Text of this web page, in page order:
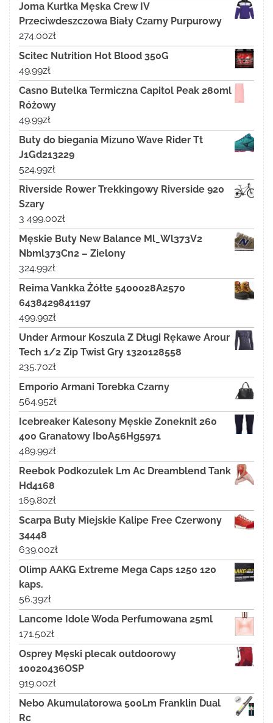
Joma Kurtka Męska Crew IV
Przeciwdeszczowa Biały Czarny Purpurowy
274.00zł
Scitec Nutrition Hot Blood 350G
49.99zł
Casno Butelka Termiczna Capitol Peak 280ml
Różowy
49.99zł
Buty do biegania Mizuno Wave Rider Tt
J1Gd213229
524.99zł
Riverside Rower Trekkingowy Riverside 920
Szary
3 499.00zł
Męskie Buty New Balance Ml_Wl373V2
Nbml373Cn2 – Zielony
324.99zł
Reima Vankka Żółte 5400028A2570
6438429841197
499.99zł
Under Armour Koszula Z Długi Rękawe Arour
Tech 1/2 Zip Twist Gry 1320128558
235.70zł
Emporio Armani Torebka Czarny
564.95zł
Icebreaker Kalesony Męskie Zoneknit 260
400 Granatowy Ib0A56Hg5971
489.99zł
Reebok Podkozulek Lm Ac Dreamblend Tank
Hd4168
169.80zł
Scarpa Buty Miejskie Kalipe Free Czerwony
34448
639.00zł
Olimp AAKG Extreme Mega Caps 1250 120
kaps.
56.39zł
Lancome Idole Woda Perfumowana 25ml
171.50zł
Osprey Męski plecak outdoorowy
10020436OSP
919.00zł
Nebo Akumulatorowa 500Lm Franklin Dual
Rc